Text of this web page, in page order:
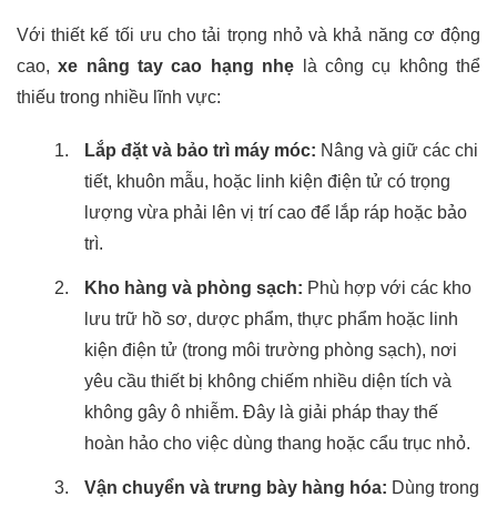
Với thiết kế tối ưu cho tải trọng nhỏ và khả năng cơ động
cao,xe nâng tay cao hạng nhẹ là công cụ không thể
thiếu trong nhiều lĩnh vực:
Lắp đặt và bảo trì máy móc: Nâng và giữ các chi
tiết, khuôn mẫu, hoặc linh kiện điện tử có trọng
lượng vừa phải lên vị trí cao để lắp ráp hoặc bảo
trì.
Kho hàng và phòng sạch: Phù hợp với các kho
lưu trữ hồ sơ, dược phẩm, thực phẩm hoặc linh
kiện điện tử (trong môi trường phòng sạch), nơi
yêu cầu thiết bị không chiếm nhiều diện tích và
không gây ô nhiễm. Đây là giải pháp thay thế
hoàn hảo cho việc dùng thang hoặc cẩu trục nhỏ.
Vận chuyển và trưng bày hàng hóa: Dùng trong